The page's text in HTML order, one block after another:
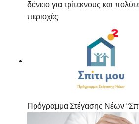
δάνειο για τρίτεκνους και
περιοχές
Πρόγραμμα Στέγασης Νέων